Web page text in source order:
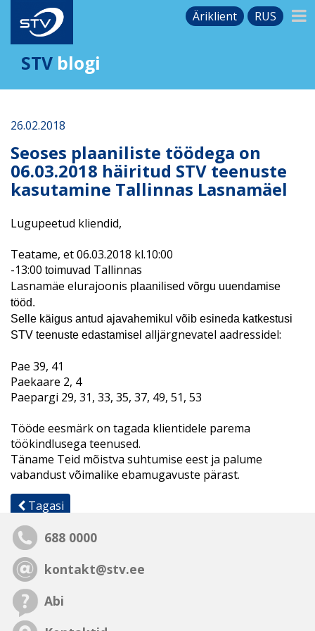
Äriklient RUS
STV blogi
26.02.2018
Seoses plaaniliste töödega on
06.03.2018 häiritud STV teenuste
kasutamine Tallinnas Lasnamäel
Lugupeetud kliendid,
Teatame, et 06.03.2018 kl.10:00
-13:00 toimuvad Tallinnas
Lasnamäe elurajoonis plaanilised võrgu uuendamise
tööd.
Selle käigus antud ajavahemikul võib esineda katkestusi
STV teenuste edastamisel alljärgnevatel aadressidel:
Pae 39, 41
Paekaare 2, 4
Paepargi 29, 31, 33, 35, 37, 49, 51, 53
Tööde eesmärk on tagada klientidele parema
töökindlusega teenused.
Täname Teid mõistva suhtumise eest ja palume
vabandust võimalike ebamugavuste pärast.
Tagasi
688 0000
kontakt@stv.ee
Abi